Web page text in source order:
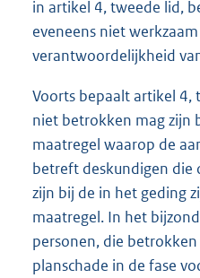
in artikel 4, tweede lid,
eveneens niet
verantwoordelijkheid
Voorts bepaalt artikel 4,
niet betrokken mag zijn
maatregel waarop de
betreft deskundigen die
zijn bij de in het geding
maatregel. In het
personen, die
planschade in de fase